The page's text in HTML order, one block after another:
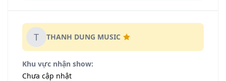
T THANH DUNG MUSIC
Khu vực nhận show:
Chưa cập nhật